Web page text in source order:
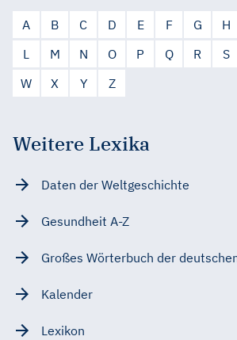
A B C D E F G H
L
M N O P Q R S
W
X Y Z
Weitere Lexika
Daten der Weltgeschichte
Gesundheit A-Z
Großes Wörterbuch der
Kalender
Lexikon